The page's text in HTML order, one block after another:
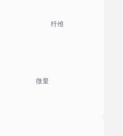
纤维
微量